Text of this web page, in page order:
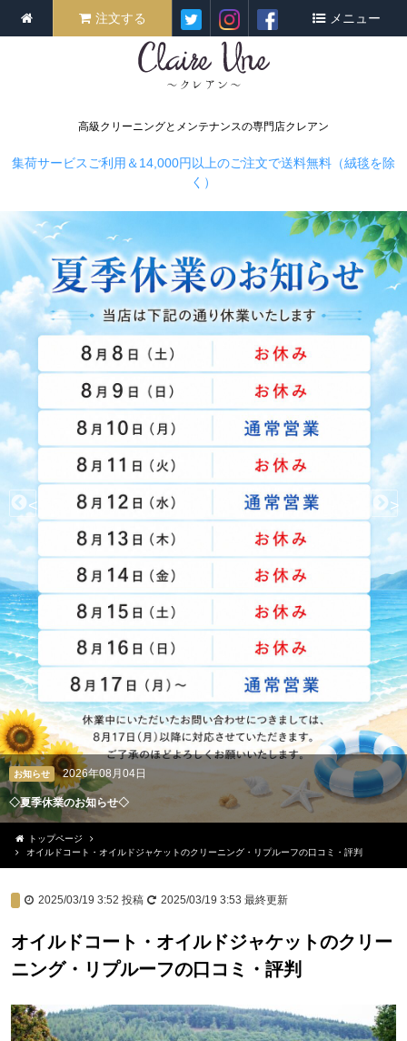
高級クリーニングとメンテナンスの専門店クレアン
注文する メニュー
集荷サービスご利用＆14,000円以上のご注文で送料無料（絨毯を除
く）
お知らせ 2026年08月04日
◇夏季休業のお知らせ◇
< >
トップページ
オイルドコート・オイルドジャケットのクリーニング・リプルーフの口コミ・評判
2025/03/19 3:52 投稿 2025/03/19 3:53 最終更新
オイルドコート・オイルドジャケットのクリー
ニング・リプルーフの口コミ・評判